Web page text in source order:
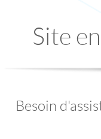
Site
Besoin